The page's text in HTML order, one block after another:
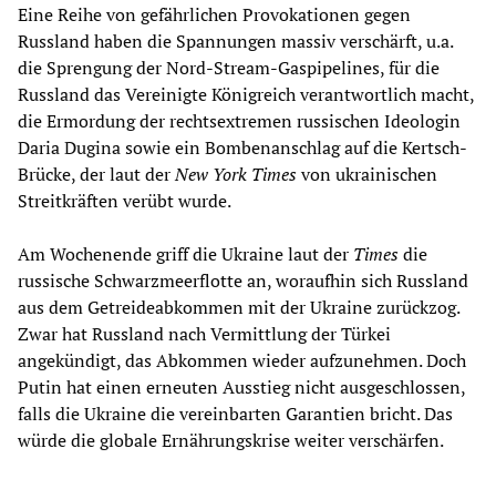
Eine Reihe von gefährlichen Provokationen gegen
Russland haben die Spannungen massiv verschärft, u.a.
die Sprengung der Nord-Stream-Gaspipelines, für die
Russland das Vereinigte Königreich verantwortlich macht,
die Ermordung der rechtsextremen russischen Ideologin
Daria Dugina sowie ein Bombenanschlag auf die Kertsch-
Brücke, der laut derNew York Timesvon ukrainischen
Streitkräften verübt wurde.
Am Wochenende griff die Ukraine laut der Timesdie
russische Schwarzmeerflotte an, woraufhin sich Russland
aus dem Getreideabkommen mit der Ukraine zurückzog.
Zwar hat Russland nach Vermittlung der Türkei
angekündigt, das Abkommen wieder aufzunehmen. Doch
Putin hat einen erneuten Ausstieg nicht ausgeschlossen,
falls die Ukraine die vereinbarten Garantien bricht. Das
würde die globale Ernährungskrise weiter verschärfen.